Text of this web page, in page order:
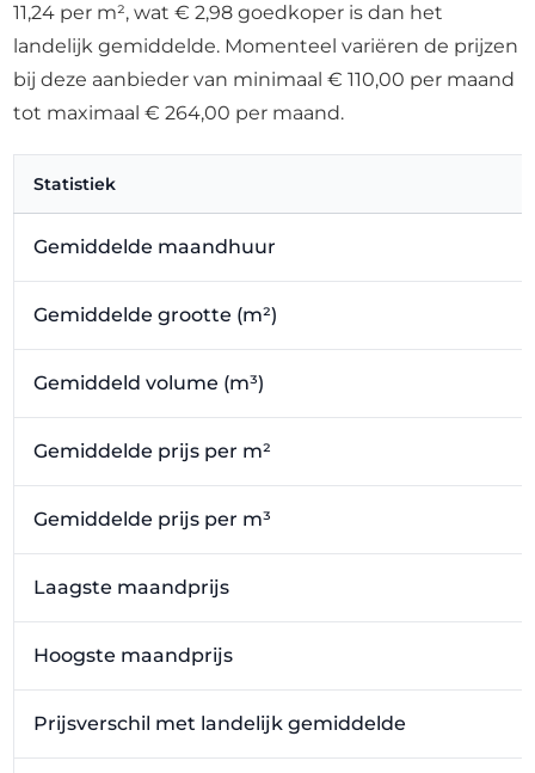
11,24 per m², wat € 2,98 goedkoper is dan het
landelijk gemiddelde. Momenteel variëren de prijzen
bij deze aanbieder van minimaal € 110,00 per maand
tot maximaal € 264,00 per maand.
Statistiek
Gemiddelde maandhuur
Gemiddelde grootte (m²)
Gemiddeld volume (m³)
Gemiddelde prijs per m²
Gemiddelde prijs per m³
Laagste maandprijs
Hoogste maandprijs
Prijsverschil met landelijk gemiddelde